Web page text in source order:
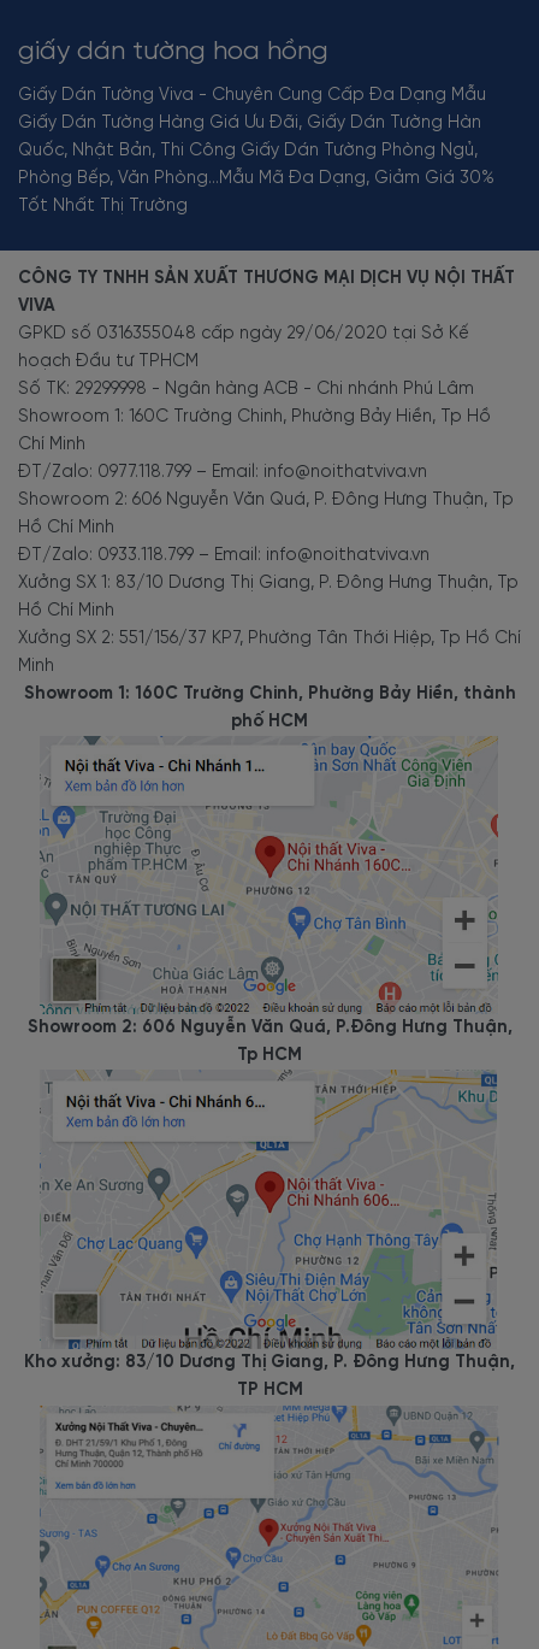
giấy dán tường hoa hồng
Giấy Dán Tường Viva - Chuyên Cung Cấp Đa Dạng Mẫu
Giấy Dán Tường Hàng Giá Ưu Đãi, Giấy Dán Tường Hàn
Quốc, Nhật Bản, Thi Công Giấy Dán Tường Phòng Ngủ,
Phòng Bếp, Văn Phòng...Mẫu Mã Đa Dạng, Giảm Giá 30%
Tốt Nhất Thị Trường
CÔNG TY TNHH SẢN XUẤT THƯƠNG MẠI DỊCH VỤ NỘI THẤT
VIVA
GPKD số 0316355048 cấp ngày 29/06/2020 tại Sở Kế
hoạch Đầu tư TPHCM
Số TK: 29299998 - Ngân hàng ACB - Chi nhánh Phú Lâm
Showroom 1: 160C Trường Chinh, Phường Bảy Hiền, Tp Hồ
Chí Minh
ĐT/Zalo: 0977.118.799 – Email: info@noithatviva.vn
Showroom 2: 606 Nguyễn Văn Quá, P. Đông Hưng Thuận, Tp
Hồ Chí Minh
ĐT/Zalo: 0933.118.799 – Email: info@noithatviva.vn
Xưởng SX 1: 83/10 Dương Thị Giang, P. Đông Hưng Thuận, Tp
Hồ Chí Minh
Xưởng SX 2: 551/156/37 KP7, Phường Tân Thới Hiệp, Tp Hồ Chí
Minh
Showroom 1: 160C Trường Chinh, Phường Bảy Hiền, thành
phố HCM
Showroom 2: 606 Nguyễn Văn Quá, P.Đông Hưng Thuận,
Tp HCM
Kho xưởng: 83/10 Dương Thị Giang, P. Đông Hưng Thuận,
TP HCM